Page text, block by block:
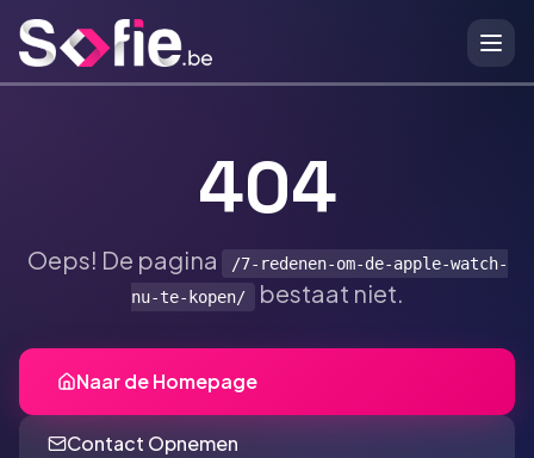
404
Oeps! De pagina
/7-redenen-om-de-apple-watch-
nu-te-kopen/ bestaat niet.
Naar de Homepage
Contact Opnemen